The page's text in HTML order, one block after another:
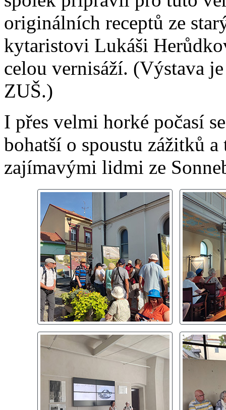
originálních receptů ze
kytaristovi Lukáši
celou vernisáží. (Výstava
ZUŠ.)
I přes velmi horké počasí
bohatší o spoustu zážitků a
zajímavými lidmi ze